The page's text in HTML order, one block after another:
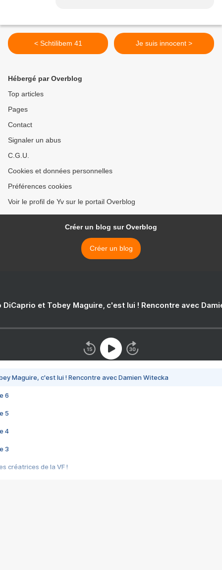
< Schtilibem 41 Je suis innocent >
Hébergé par Overblog
Top articles
Pages
Contact
Signaler un abus
C.G.U.
Cookies et données personnelles
Préférences cookies
Voir le profil de Yv sur le portail Overblog
Créer un blog sur Overblog
Créer un blog
DiCaprio et Tobey Maguire, c'est lui ! Rencontre avec
Maguire, c'est lui ! Rencontre avec Damien Witecka
6
5
4
3
créatrices de la VF !